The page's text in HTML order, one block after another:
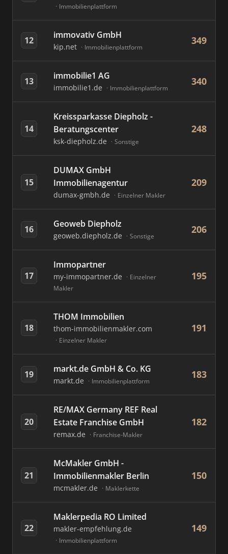
Immobilienplattform
12 immovativ GmbH
kip.net Immobilienplattform
349
13 immobilie1 AG
immobilie1.de Immobilienplattform
340
14
Kreissparkasse Diepholz -
Beratungscenter
ksk-diepholz.de Sonstige
248
15
DUMAX GmbH
Immobilienagentur
dumax-gmbh.de Einzelner Makler
209
16 Geoweb Diepholz
geoweb.diepholz.de Sonstige
206
17
Immopartner
my-immopartner.de
Einzelner
Makler
195
18
THOM Immobilien
thom-immobilienmakler.com
Einzelner Makler
191
19 markt.de GmbH & Co. KG
markt.de Immobilienplattform
183
20
RE/MAX Germany REF Real
Estate Franchise GmbH
remax.de Franchise-Makler
182
21
McMakler GmbH -
Immobilienmakler Berlin
mcmakler.de Maklerkette
150
22
Maklerpedia RO Limited
makler-empfehlung.de
Immobilienplattform
149